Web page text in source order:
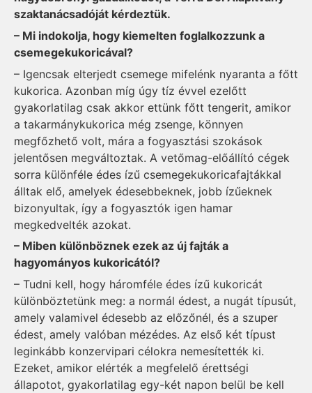
szaktanácsadóját kérdeztük.
– Mi indokolja, hogy kiemelten foglalkozzunk a
csemegekukoricával?
– Igencsak elterjedt csemege mifelénk nyaranta a főtt
kukorica. Azonban míg úgy tíz évvel ezelőtt
gyakorlatilag csak akkor ettünk főtt tengerit, amikor
a takarmánykukorica még zsenge, könnyen
megfőzhető volt, mára a fogyasztási szokások
jelentősen megváltoztak. A vetőmag-előállító cégek
sorra különféle édes ízű csemegekukoricafajtákkal
álltak elő, amelyek édesebbeknek, jobb ízűeknek
bizonyultak, így a fogyasztók igen hamar
megkedvelték azokat.
– Miben különböznek ezek az új fajták a
hagyományos kukoricától?
– Tudni kell, hogy háromféle édes ízű kukoricát
különböztetünk meg: a normál édest, a nugát típusút,
amely valamivel édesebb az előzőnél, és a szuper
édest, amely valóban mézédes. Az első két típust
leginkább konzervipari célokra nemesítették ki.
Ezeket, amikor elérték a megfelelő érettségi
állapotot, gyakorlatilag egy-két napon belül be kell